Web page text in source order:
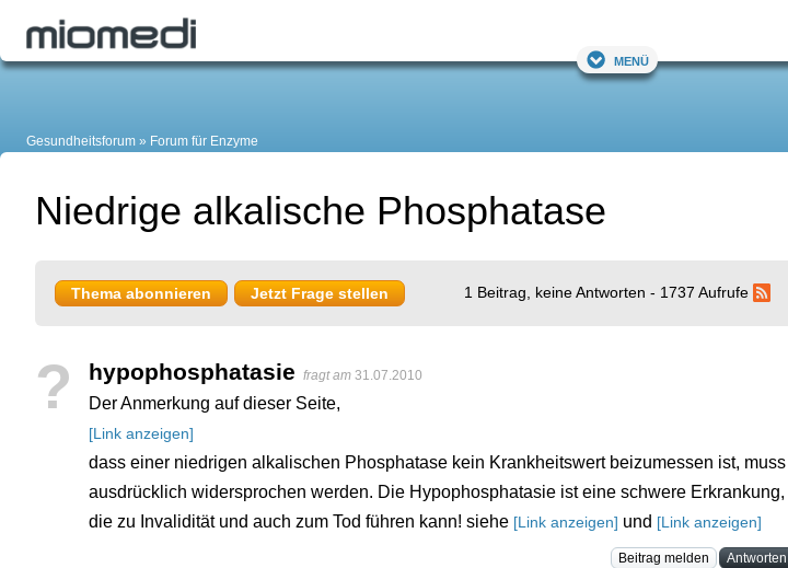
Menü
Gesundheitsforum Forum für Enzyme
Niedrige alkalische Phosphatase
Thema abonnieren Jetzt Frage stellen 1 Beitrag, keine Antworten - 1737 Aufrufe
? hypophosphatasie fragt am 31.07.2010
Der Anmerkung auf dieser Seite,
[Link anzeigen]
dass einer niedrigen alkalischen Phosphatase kein Krankheitswert beizumessen ist, muss
ausdrücklich widersprochen werden. Die Hypophosphatasie ist eine schwere Erkrankung,
die zu Invalidität und auch zum Tod führen kann! siehe [Link anzeigen] und [Link anzeigen]
Beitrag melden Antworten